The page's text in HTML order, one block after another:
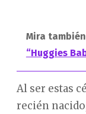
Mira
“Huggies
Al ser estas
recién